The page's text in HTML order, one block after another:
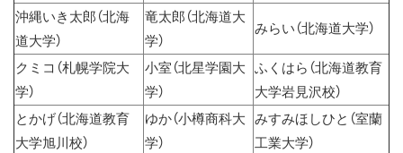
沖縄いき太郎（北海
道大学）
竜太郎（北海道大
学）
みらい（北海道大学）
クミコ（札幌学院大
学）
小室（北星学園大
学）
ふくはら（北海道教育
大学岩見沢校）
とかげ（北海道教育
大学旭川校）
ゆか（小樽商科大
学）
みすみほしひと（室蘭
工業大学）